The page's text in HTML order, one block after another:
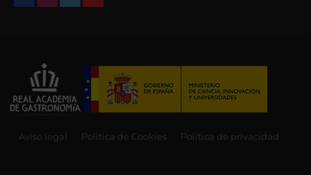
Aviso legal Política de Cookies Política de privacidad